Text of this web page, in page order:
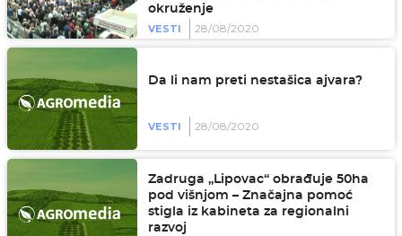
okruženje
VESTI
28/08/2020
Da li nam preti nestašica ajvara?
VESTI 28/08/2020
Zadruga „Lipovac“ obrađuje 50ha
pod višnjom – Značajna pomoć
stigla iz kabineta za regionalni
razvoj